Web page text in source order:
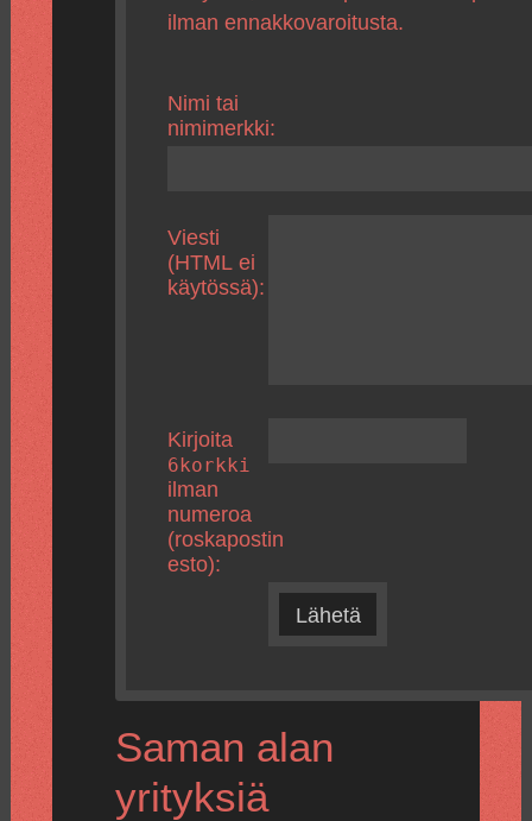
ilman ennakkovaroitusta.
Nimi tai
nimimerkki:
Viesti
(HTML ei
käytössä):
Kirjoita
6korkki
ilman
numeroa
(roskapostin
esto):
Lähetä
Saman alan
yrityksiä